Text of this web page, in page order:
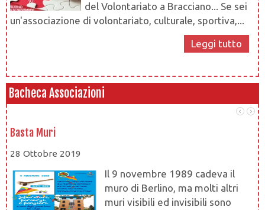
del Volontariato a Bracciano... Se sei
un'associazione di volontariato, culturale, sportiva,...
Leggi tutto
Bacheca Associazioni
Basta Muri
28 Ottobre 2019
Il 9 novembre 1989 cadeva il
muro di Berlino, ma molti altri
muri visibili ed invisibili sono